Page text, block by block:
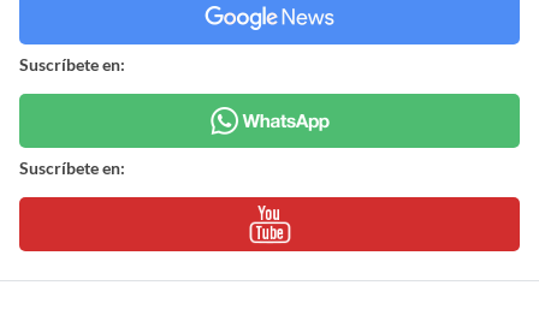
Suscríbete en:
Suscríbete en: